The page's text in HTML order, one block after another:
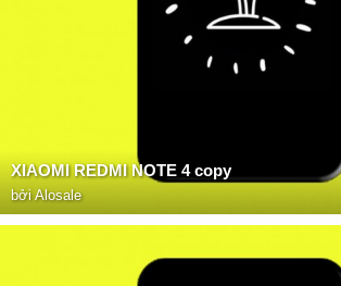
XIAOMI REDMI NOTE 4 copy
bởiAlosale